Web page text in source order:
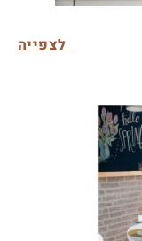
לצפייה